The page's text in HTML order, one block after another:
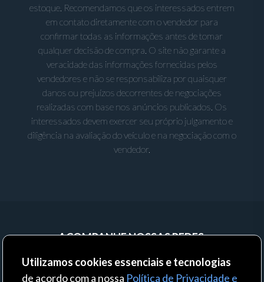
estoque. Recomendamos que os interessados entrem
em contato diretamente com o vendedor para
confirmar todas as informações antes de tomar
qualquer decisão de compra. O site não garante a
veracidade das informações fornecidas pelos
vendedores e não se responsabiliza por quaisquer
danos ou prejuízos decorrentes de negociações
realizadas com base nos anúncios publicados. Os
interessados devem exercer seu próprio julgamento e
diligência na avaliação do veículo e na negociação com o
vendedor.
ACOMPANHE NOSSAS REDES:
Utilizamos cookies essenciais e tecnologias
de acordo com a nossa Política de Privacidade e